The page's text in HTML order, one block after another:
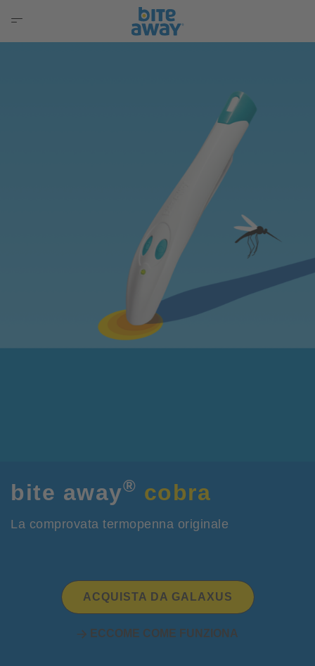
bite away® cobra
La comprovata termopenna originale
ACQUISTA DA GALAXUS
ECCOME COME FUNZIONA